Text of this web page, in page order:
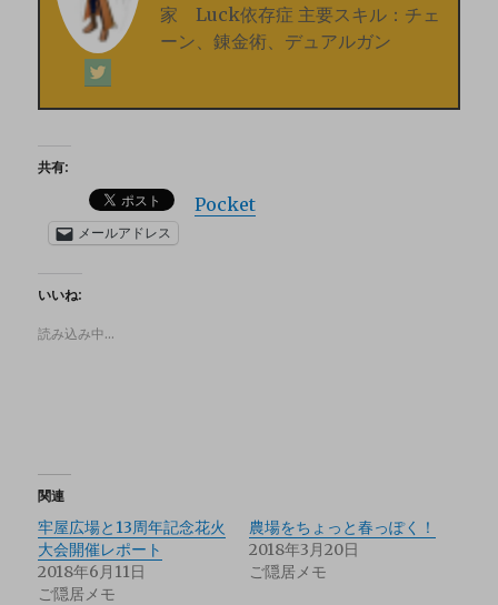
家 Luck依存症 主要スキル：チェ
ーン、錬金術、デュアルガン
共有:
Pocket
メールアドレス
いいね:
読み込み中…
関連
牢屋広場と13周年記念花火
大会開催レポート
2018年6月11日
ご隠居メモ
農場をちょっと春っぽく！
2018年3月20日
ご隠居メモ